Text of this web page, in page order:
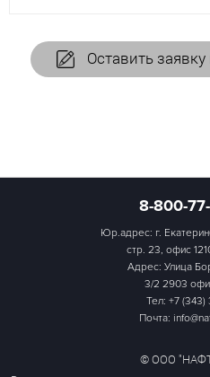
Оставить
8-800-
Юр.адрес: г.
стр. 23, офис
Адрес: Улица
3/2 2903
Тел: +7 (343)
Почта:
© ООО